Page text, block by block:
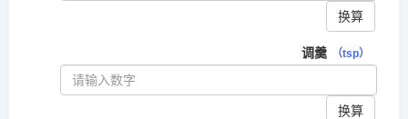
换算
调羹 （tsp）
换算